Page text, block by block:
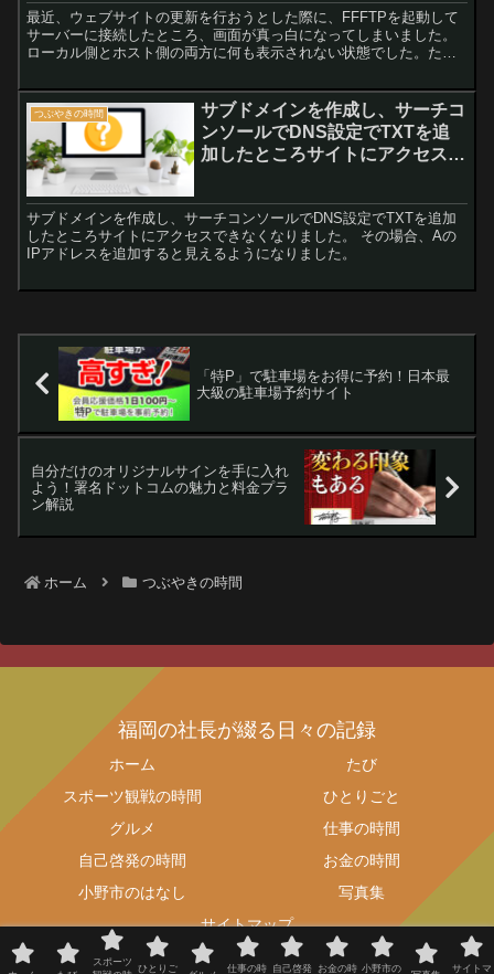
最近、ウェブサイトの更新を行おうとした際に、FFFTPを起動して
サーバーに接続したところ、画面が真っ白になってしまいました。
ローカル側とホスト側の両方に何も表示されない状態でした。た
接続自体には問題がないように見えました。 この問題について調査
を行ってみると、同様の問題にぶつかった人が多くいるようでし
た。そこで、解決策を見つけたのでメモとして残しておきます。
つぶやきの時間
サブドメインを作成し、サーチコ
ンソールでDNS設定でTXTを追
加したところサイトにアクセスで
サブドメインを作成し、サーチコンソールでDNS設定でTXTを追加
したところサイトにアクセスできなくなりました。 その場合、Aの
IPアドレスを追加すると見えるようになりました。
「特P」で駐車場をお得に予約！日本最
大級の駐車場予約サイト
自分だけのオリジナルサインを手に入れ
よう！署名ドットコムの魅力と料金プラ
ン解説
ホーム つぶやきの時間
福岡の社長が綴る日々の記録
ホーム
たび
スポーツ観戦の時間
ひとりごと
グルメ
仕事の時間
自己啓発の時間
お金の時間
小野市のはなし
写真集
サイトマップ
© 2015 福岡の社長が綴る日々の記録.
スポーツ
ひとりご 仕事の時 自己啓発 お金の時 小野市の サイトマ